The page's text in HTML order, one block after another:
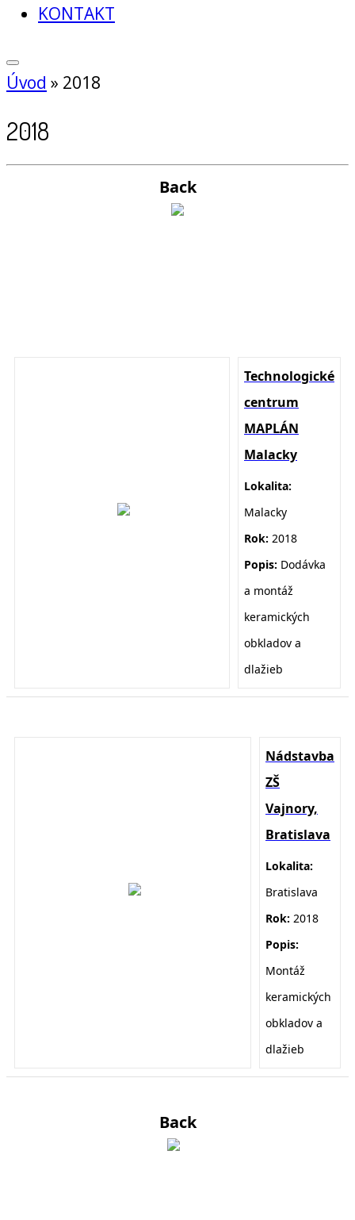
KONTAKT
Úvod » 2018
2018
Back
Technologické
centrum
MAPLÁN
Malacky
Lokalita:
Malacky
Rok: 2018
Popis: Dodávka
a montáž
keramických
obkladov a
dlažieb
Nádstavba
ZŠ
Vajnory,
Bratislava
Lokalita:
Bratislava
Rok: 2018
Popis:
Montáž
keramických
obkladov a
dlažieb
Back